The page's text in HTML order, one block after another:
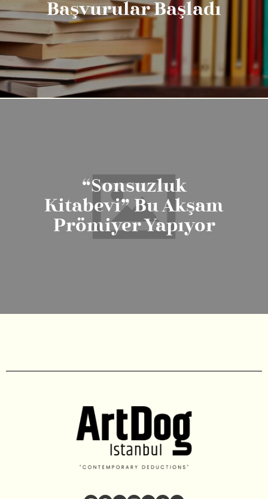
Başvurular Başladı
“Sonsuzluk
Kitabevi” Bu Akşam
Prömiyer Yapıyor